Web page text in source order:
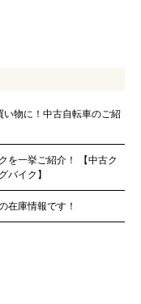
い物に！中古自転車のご紹
を一挙ご紹介！ 【中古ク
バイク】
在庫情報です！